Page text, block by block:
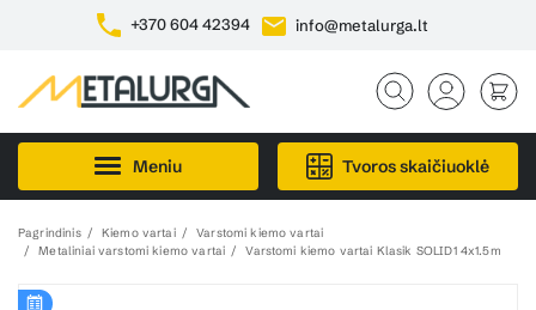
+370 604 42394 info@metalurga.lt
Meniu Tvoros skaičiuoklė
Pagrindinis Kiemo vartai
Varstomi kiemo vartai
Metaliniai varstomi kiemo vartai
Varstomi kiemo vartai Klasik SOLID1 4x1.5m